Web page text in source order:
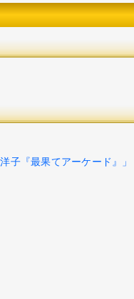
子『最果てアーケード』」